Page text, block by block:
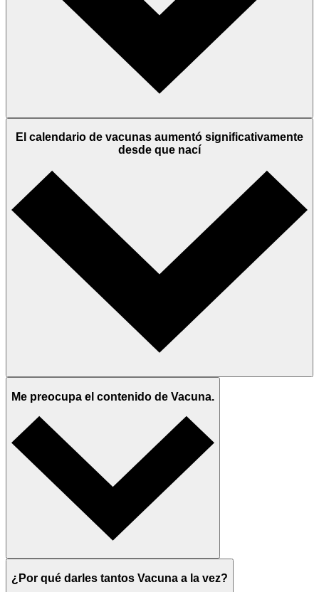
El calendario de vacunas aumentó significativamente
desde que nací
Me preocupa el contenido de Vacuna.
¿Por qué darles tantos Vacuna a la vez?